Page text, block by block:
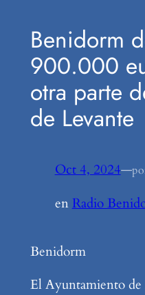
Benidorm
900.000
otra parte
de Levante
Oct 4, 2024—
en Radio
Benidorm
El Ayuntamiento